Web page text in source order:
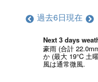
過去6日現在
Next 3 days
豪雨 (合計
か (最大 19°C 土
風は通常微風.